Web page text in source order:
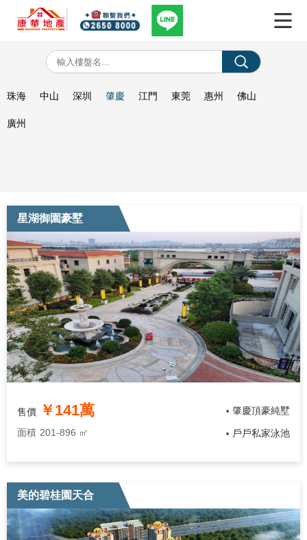
珠海 中山 深圳 肇慶 江門 東莞 惠州 佛山
廣州
星湖御園豪墅
售價 ￥141萬
面積 201-896 ㎡
• 肇慶頂豪純墅
• 戶戶私家泳池
美的碧桂園天合